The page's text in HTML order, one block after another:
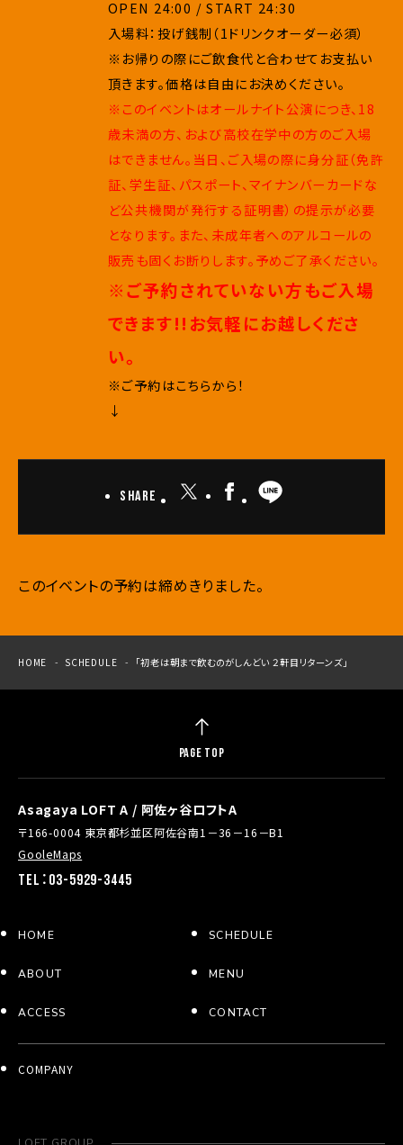
OPEN 24:00 / START 24:30
入場料：投げ銭制（1ドリンクオーダー必須）
※お帰りの際にご飲食代と合わせてお支払い
頂きます。価格は自由にお決めください。
※このイベントはオールナイト公演につき、18
歳未満の方、および高校在学中の方のご入場
はできません。当日、ご入場の際に身分証（免許
証、学生証、パスポート、マイナンバーカードな
ど公共機関が発行する証明書）の提示が必要
となります。また、未成年者へのアルコールの
販売も固くお断りします。予めご了承ください。
※ご予約されていない方もご入場
できます!!お気軽にお越しくださ
い。
※ご予約はこちらから！
↓
Share
このイベントの予約は締めきりました。
HOME SCHEDULE 「初老は朝まで飲むのがしんどい ２軒目リターンズ」
Asagaya LOFT A / 阿佐ヶ谷ロフトA
〒166-0004 東京都杉並区阿佐谷南1－36－16－B1
GooleMaps
TEL：03-5929-3445
HOME SCHEDULE
ABOUT MENU
ACCESS CONTACT
COMPANY
PAGE TOP